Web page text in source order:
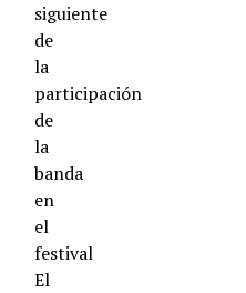
siguiente
de
la
participación
de
la
banda
en
el
festival
El